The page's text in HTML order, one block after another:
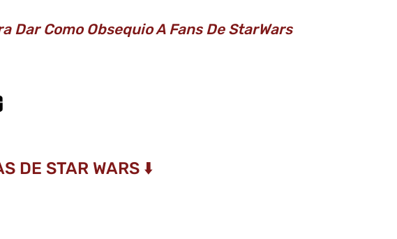
Dar Como Obsequio A Fans De StarWars
DE STAR WARS ⬇️